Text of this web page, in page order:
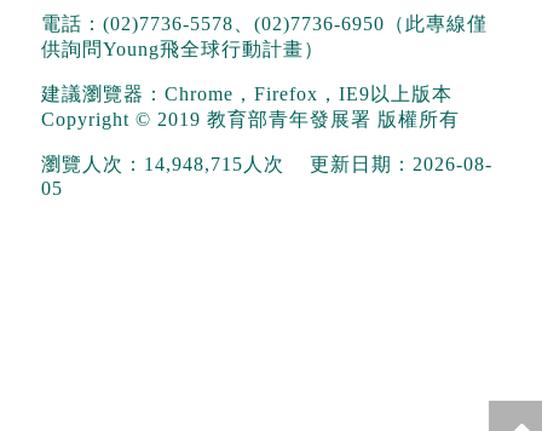
電話：(02)7736-5578、(02)7736-6950（此專線僅
供詢問Young飛全球行動計畫）
建議瀏覽器：Chrome，Firefox，IE9以上版本
Copyright © 2019 教育部青年發展署 版權所有
瀏覽人次：14,948,715人次
更新日期：2026-08-
05